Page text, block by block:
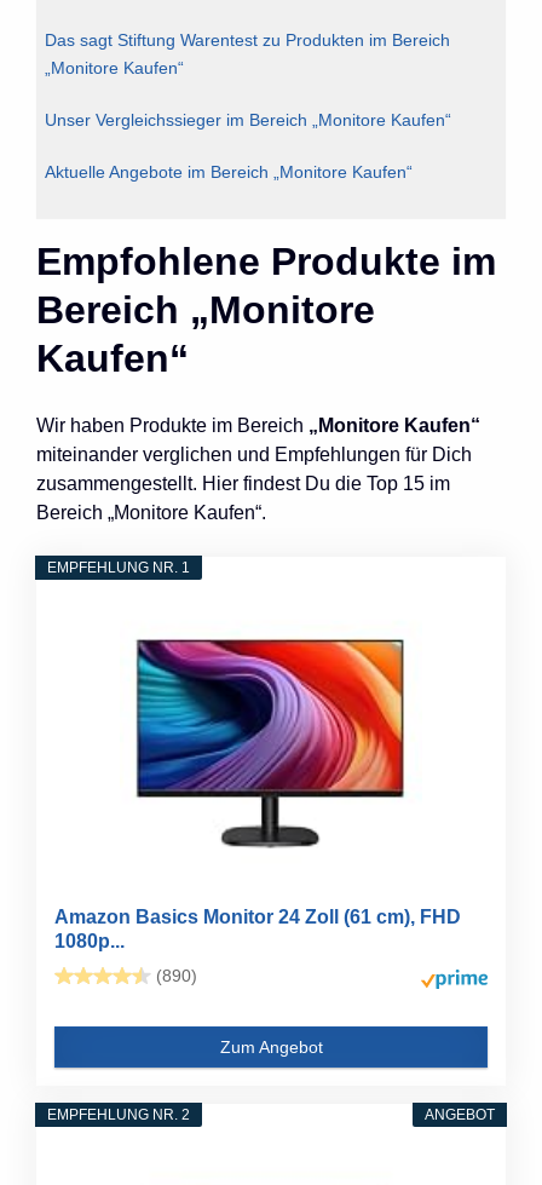
Das sagt Stiftung Warentest zu Produkten im Bereich
„Monitore Kaufen“
Unser Vergleichssieger im Bereich „Monitore Kaufen“
Aktuelle Angebote im Bereich „Monitore Kaufen“
Empfohlene Produkte im
Bereich „Monitore
Kaufen“
Wir haben Produkte im Bereich „Monitore Kaufen“
miteinander verglichen und Empfehlungen für Dich
zusammengestellt. Hier findest Du die Top 15 im
Bereich „Monitore Kaufen“.
EMPFEHLUNG NR. 1
Amazon Basics Monitor 24 Zoll (61 cm), FHD
1080p...
(890)
Zum Angebot
ANGEBOT
EMPFEHLUNG NR. 2